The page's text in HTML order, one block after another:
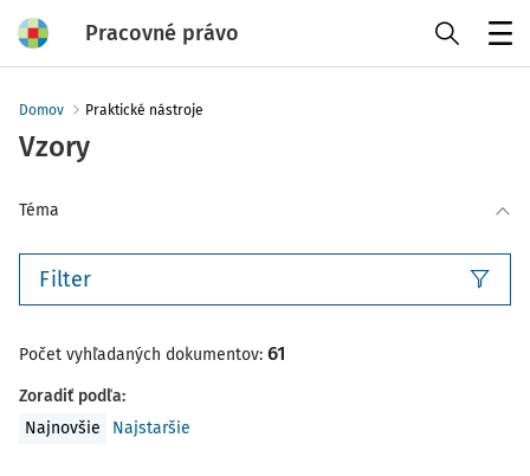
Pracovné právo
Domov Praktické nástroje
Vzory
Téma
Filter
Počet vyhľadaných dokumentov: 61
Zoradiť podľa:
Najnovšie
Najstaršie